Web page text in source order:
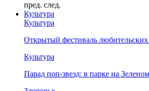
пред. след.
Культура
Культура
Открытый фестиваль
Культура
Парад поп-звезд: в парке на